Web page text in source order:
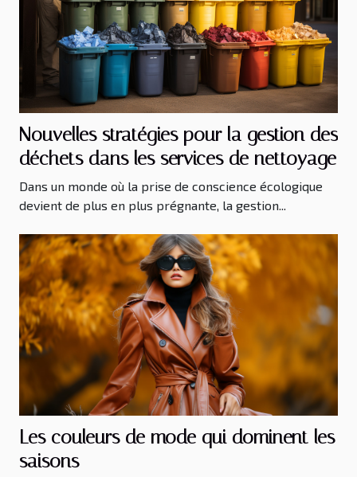
Nouvelles stratégies pour la gestion des
déchets dans les services de nettoyage
Dans un monde où la prise de conscience écologique
devient de plus en plus prégnante, la gestion...
Les couleurs de mode qui dominent les
saisons